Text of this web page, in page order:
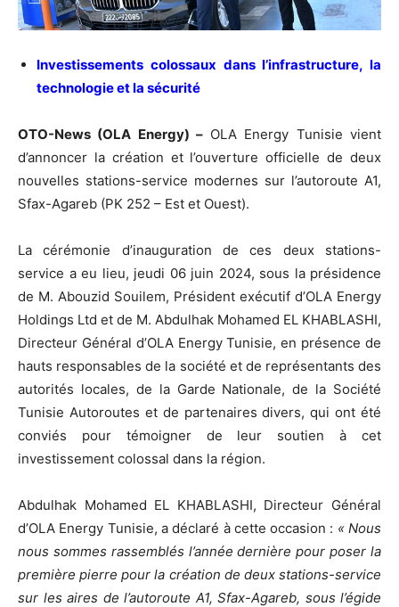
Investissements colossaux dans l’infrastructure, la
technologie et la sécurité
OTO-News (OLA Energy) – OLA Energy Tunisie vient
d’annoncer la création et l’ouverture officielle de deux
nouvelles stations-service modernes sur l’autoroute A1,
Sfax-Agareb (PK 252 – Est et Ouest).
La cérémonie d’inauguration de ces deux stations-
service a eu lieu, jeudi 06 juin 2024, sous la présidence
de M. Abouzid Souilem, Président exécutif d’OLA Energy
Holdings Ltd et de M. Abdulhak Mohamed EL KHABLASHI,
Directeur Général d’OLA Energy Tunisie, en présence de
hauts responsables de la société et de représentants des
autorités locales, de la Garde Nationale, de la Société
Tunisie Autoroutes et de partenaires divers, qui ont été
conviés pour témoigner de leur soutien à cet
investissement colossal dans la région.
Abdulhak Mohamed EL KHABLASHI, Directeur Général
d’OLA Energy Tunisie, a déclaré à cette occasion : « Nous
nous sommes rassemblés l’année dernière pour poser la
première pierre pour la création de deux stations-service
sur les aires de l’autoroute A1, Sfax-Agareb, sous l’égide